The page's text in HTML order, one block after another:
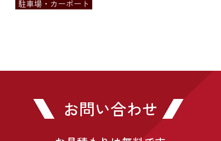
駐車場・カーポート
お問い合わせ